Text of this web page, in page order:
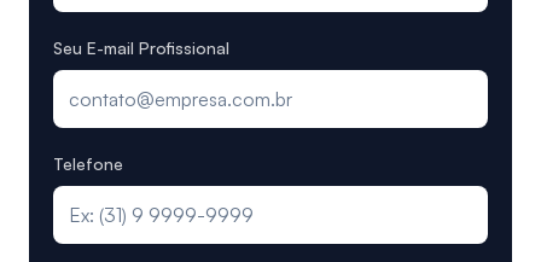
Seu E-mail Profissional
Telefone